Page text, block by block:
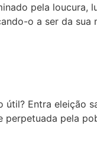
pela
o a ser da
Entra eleição
pela